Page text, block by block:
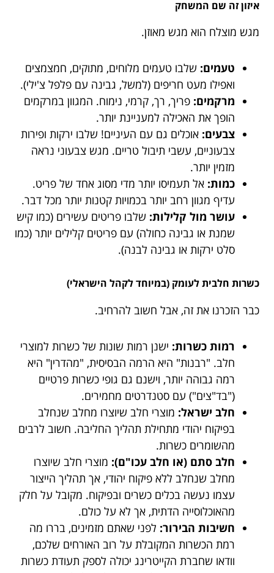
איזון זה שם המשחק
מגש מוצלח הוא מגש מאוזן.
טעמים: שלבו טעמים מלוחים, מתוקים, חמצמצים
ואפילו מעט חריפים (למשל, גבינה עם פלפל צ'ילי).
מרקמים: פריך, רך, קרמי, נימוח. המגוון במרקמים
הופך את האכילה למעניינת יותר.
צבעים: אוכלים גם עם העיניים! שלבו ירקות ופירות
צבעוניים, עשבי תיבול טריים. מגש צבעוני נראה
מזמין יותר.
כמות: אל תעמיסו יותר מדי מסוג אחד של פריט.
עדיף מגוון רחב יותר בכמויות קטנות יותר מכל דבר.
עושר מול קלילות: שלבו פריטים עשירים (כמו קיש
שמנת או גבינה כחולה) עם פריטים קלילים יותר (כמו
סלט ירקות או גבינה לבנה).
כשרות חלבית לעומק (במיוחד לקהל הישראלי)
כבר הזכרנו את זה, אבל חשוב להרחיב.
רמות כשרות: ישנן רמות שונות של כשרות למוצרי
חלב. "רבנות" היא הרמה הבסיסית, "מהדרין" היא
רמה גבוהה יותר, וישנם גם גופי כשרות פרטיים
("בד"צים") עם סטנדרטים מחמירים.
חלב ישראל: מוצרי חלב שיוצרו מחלב שנחלב
בפיקוח יהודי מתחילת תהליך החליבה. חשוב לרבים
מהשומרים כשרות.
חלב סתם (או חלב עכו"ם): מוצרי חלב שיוצרו
מחלב שנחלב ללא פיקוח יהודי, אך תהליך הייצור
עצמו נעשה בכלים כשרים ובפיקוח. מקובל על חלק
מהאוכלוסייה הדתית, אך לא על כולם.
חשיבות הבירור: לפני שאתם מזמינים, בררו מה
רמת הכשרות המקובלת על רוב האורחים שלכם,
וודאו שחברת הקייטרינג יכולה לספק תעודת כשרות